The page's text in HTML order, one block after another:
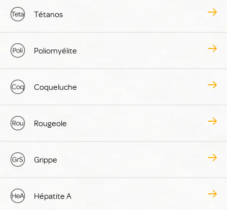
Tétanos
Poliomyélite
Coqueluche
Rougeole
Grippe
Hépatite A